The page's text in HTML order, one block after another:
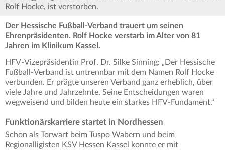
Rolf Hocke, ist verstorben.
Der Hessische Fußball-Verband trauert um seinen
Ehrenpräsidenten. Rolf Hocke verstarb im Alter von 81
Jahren im Klinikum Kassel.
HFV-Vizepräsidentin Prof. Dr. Silke Sinning: „Der Hessische
Fußball-Verband ist untrennbar mit dem Namen Rolf Hocke
verbunden. Er prägte unseren Verband ganz erheblich, über
viele Jahre und Jahrzehnte. Seine Entscheidungen waren
wegweisend und bilden heute ein starkes HFV-Fundament.“
Funktionärskarriere startet in Nordhessen
Schon als Torwart beim Tuspo Wabern und beim
Regionalligisten KSV Hessen Kassel konnte er mit